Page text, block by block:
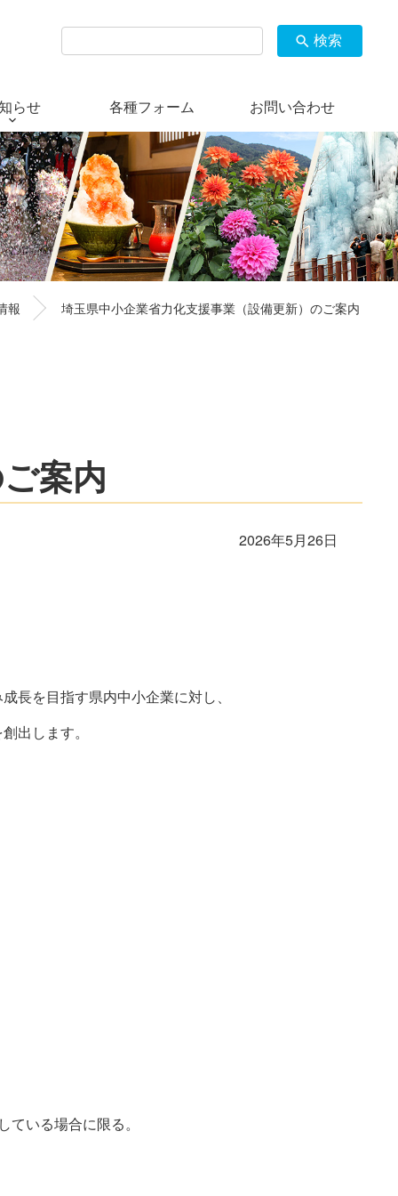
search 検索
らせ 各種フォーム お問い合わせ
案内
2026年5月26日
長を目指す県内中小企業に対し、
出します。
いる場合に限る。
報 埼玉県中小企業省力化支援事業（設備更新）のご案内